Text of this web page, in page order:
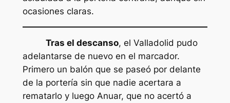
ocasiones claras.
Tras el descanso, el Valladolid pudo
adelantarse de nuevo en el marcador.
Primero un balón que se paseó por delante
de la portería sin que nadie acertara a
rematarlo y luego Anuar, que no acertó a